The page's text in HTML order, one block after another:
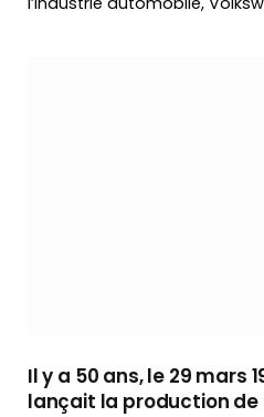
Il y a 50 ans, le 29 mars
lançait la production de